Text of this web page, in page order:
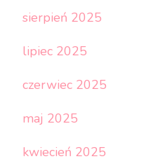
sierpień 2025
lipiec 2025
czerwiec 2025
maj 2025
kwiecień 2025